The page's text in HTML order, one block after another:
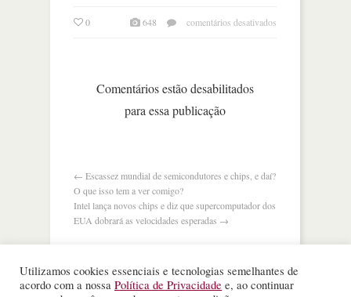
0 648 comentários desativados
Comentários estão desabilitados
para essa publicação
← Escassez mundial de semicondutores e chips, e daí?
O que isso tem a ver comigo?
Intel lança novos chips e diz que supercomputador dos
EUA dobrará as velocidades esperadas →
Utilizamos cookies essenciais e tecnologias semelhantes de
acordo com a nossa Política de Privacidade e, ao continuar